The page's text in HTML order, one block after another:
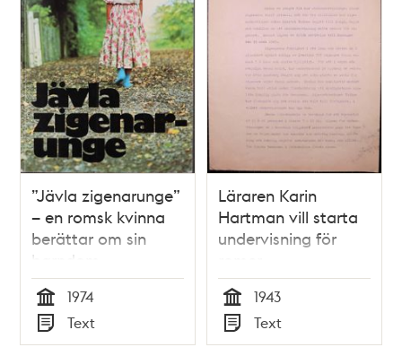
”Jävla zigenarunge”
– en romsk kvinna
berättar om sin
barndom
Tid
1974
Typ
Text
Läraren Karin
Hartman vill starta
undervisning för
Tid
1943
Typ
Text